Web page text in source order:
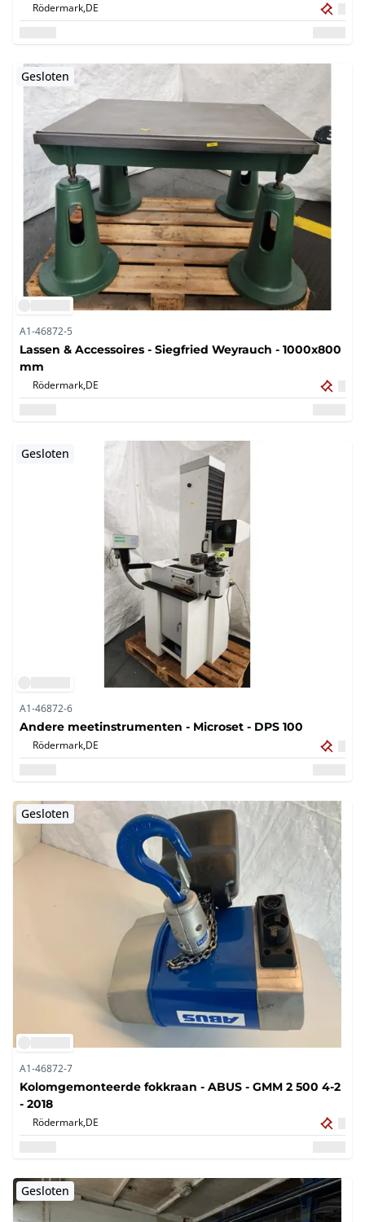
Rödermark,DE
Gesloten
A1-46872-5
Lassen & Accessoires - Siegfried Weyrauch - 1000x800
mm
Rödermark,DE
Gesloten
A1-46872-6
Andere meetinstrumenten - Microset - DPS 100
Rödermark,DE
Gesloten
A1-46872-7
Kolomgemonteerde fokkraan - ABUS - GMM 2 500 4-2
- 2018
Rödermark,DE
Gesloten